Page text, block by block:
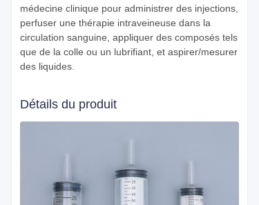
médecine clinique pour administrer des injections,
perfuser une thérapie intraveineuse dans la
circulation sanguine, appliquer des composés tels
que de la colle ou un lubrifiant, et aspirer/mesurer
des liquides.
Détails du produit